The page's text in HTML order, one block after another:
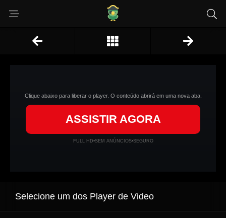
Clique abaixo para liberar o player. O conteúdo abrirá em uma nova aba.
ASSISTIR AGORA
FULL HD•SEM ANÚNCIOS•SEGURO
Selecione um dos Player de Video